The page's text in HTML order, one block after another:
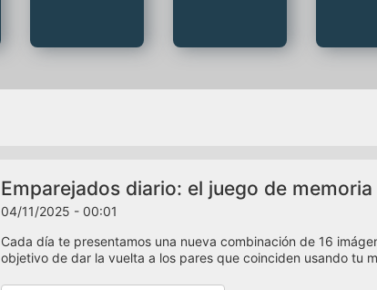
Emparejados diario: el juego de
04/11/2025 - 00:01
Cada día te presentamos una nueva combinación de 16
objetivo de dar la vuelta a los pares que coinciden usando tu